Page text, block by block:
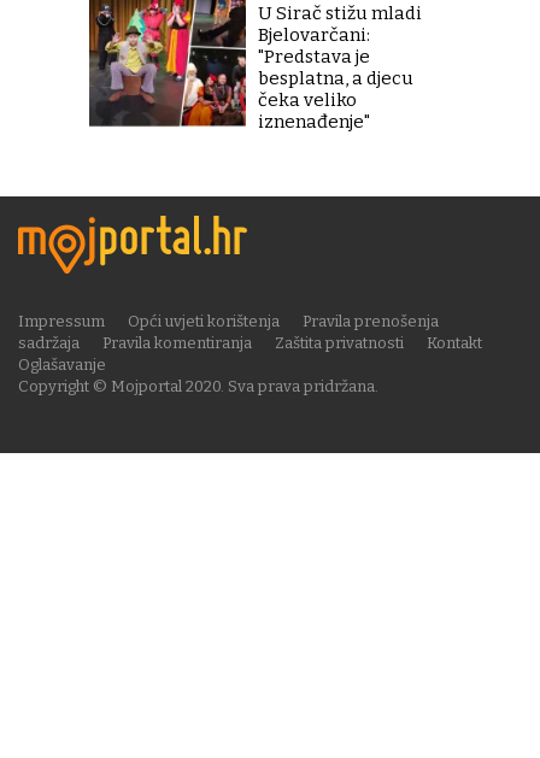
U Sirač stižu mladi
Bjelovarčani:
"Predstava je
besplatna, a djecu
čeka veliko
iznenađenje"
Copyright © Mojportal 2020. Sva prava pridržana.
Impressum Opći uvjeti korištenja
Pravila prenošenja
sadržaja
Pravila komentiranja Zaštita privatnosti
Kontakt
Oglašavanje